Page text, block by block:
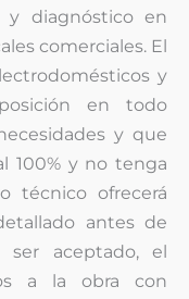
y diagnóstico en
comerciales. El
y
en todo
y que
100% y no tenga
técnico ofrecerá
antes de
ser aceptado, el
a la obra con